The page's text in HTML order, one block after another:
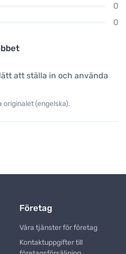
0
0
att ställa in och använda
originalet (engelska).
Företag
Våra tjänster för företag
Kontaktuppgifter till